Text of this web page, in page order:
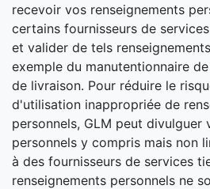
recevoir vos renseignements
certains fournisseurs de
et valider de tels
exemple du manutentionnaire
de livraison. Pour réduire le
d'utilisation inappropriée de
personnels, GLM peut divulguer
personnels y compris mais non
à des fournisseurs de services
renseignements personnels ne